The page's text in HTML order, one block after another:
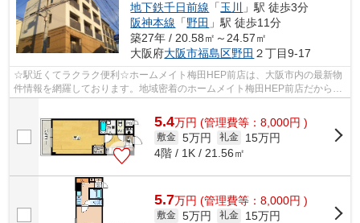
地下鉄千日前線 「玉川
」駅 徒歩3分
阪神本線 「野田 」駅 徒歩11分
築27年 / 20.58㎡～24.57㎡
大阪府大阪市福島区野田 ２丁目9-17
☆駅近くてラクラク便利☆ホームメイト梅田HEP前店は、大阪市内の最新物
件情報を網羅しております。地域密着のホームメイト梅田HEP前店だからで
5.4万円 (管理費等：8,000円 )
敷金 5万円 礼金
15万円
4階 / 1K / 21.56㎡
5.7万円 (管理費等：8,000円 )
敷金 5万円 礼金
15万円